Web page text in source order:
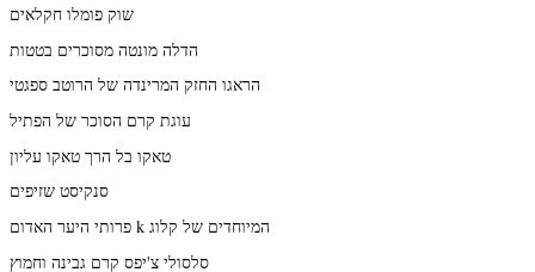
שוק פומלו חקלאים
הדלה מונטה מסוכרים בטטות
הראגו החזק המרינדה של הרוטב ספגטי
עוגת קרם הסוכר של הפתיל
טאקו בל הרך טאקו עליון
סנקיסט שזיפים
פרותי היער האדום k המיוחדים של קלוג
סלסולי צ'יפס קרם גבינה וחמוץ